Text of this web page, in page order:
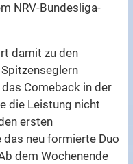
NRV-Bundesliga-
damit zu den
Comeback in der
die Leistung nicht
ersten
neu formierte Duo
dem Wochenende